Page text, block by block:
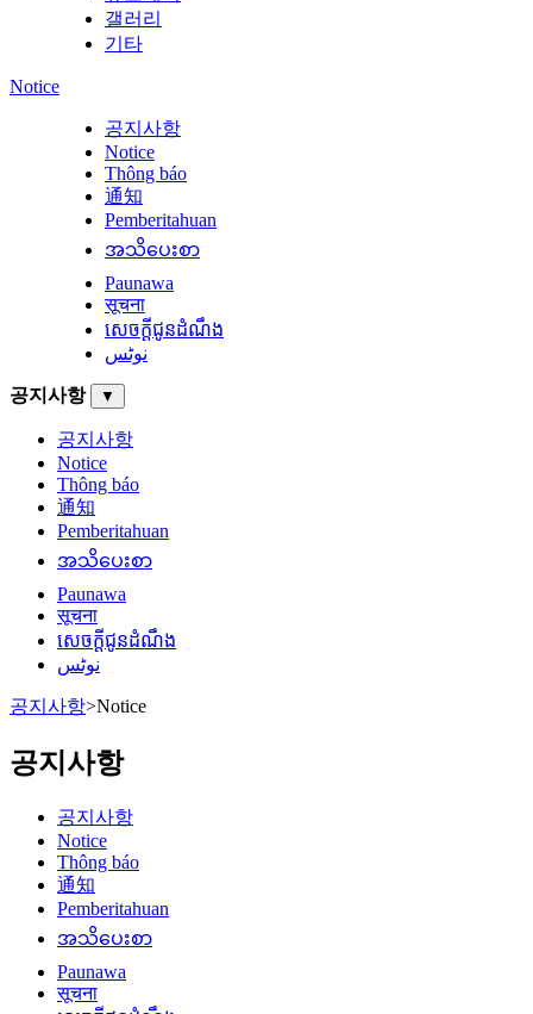
갤러리
기타
Notice
공지사항
Notice
Thông báo
通知
Pemberitahuan
အသိပေးစာ
Paunawa
सूचना
សេចក្តីជូនដំណឹង
نوٹس
공지사항 ▼
공지사항
Notice
Thông báo
通知
Pemberitahuan
အသိပေးစာ
Paunawa
सूचना
សេចក្តីជូនដំណឹង
نوٹس
공지사항>Notice
공지사항
공지사항
Notice
Thông báo
通知
Pemberitahuan
အသိပေးစာ
Paunawa
सूचना